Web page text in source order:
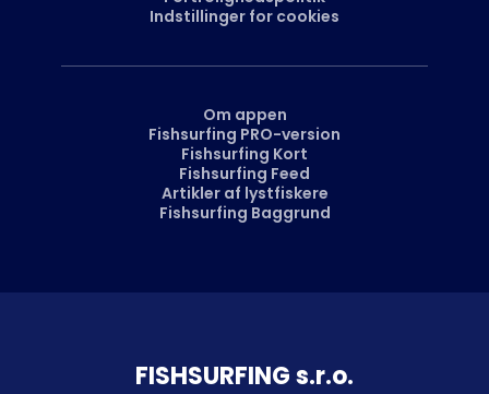
FISH­SURFING s.r.o.
Indstillinger for cookies
Om appen
Fishsurfing PRO-version
Fishsurfing Kort
Fishsurfing Feed
Artikler af lystfiskere
Fishsurfing Baggrund